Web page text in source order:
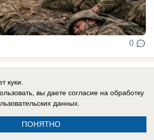
0
«А'Студио» Кети
недвижимость более чем
рублей
— столичная квартира,
куки.
вы даете согласие на обработку
данных.
ПОНЯТНО